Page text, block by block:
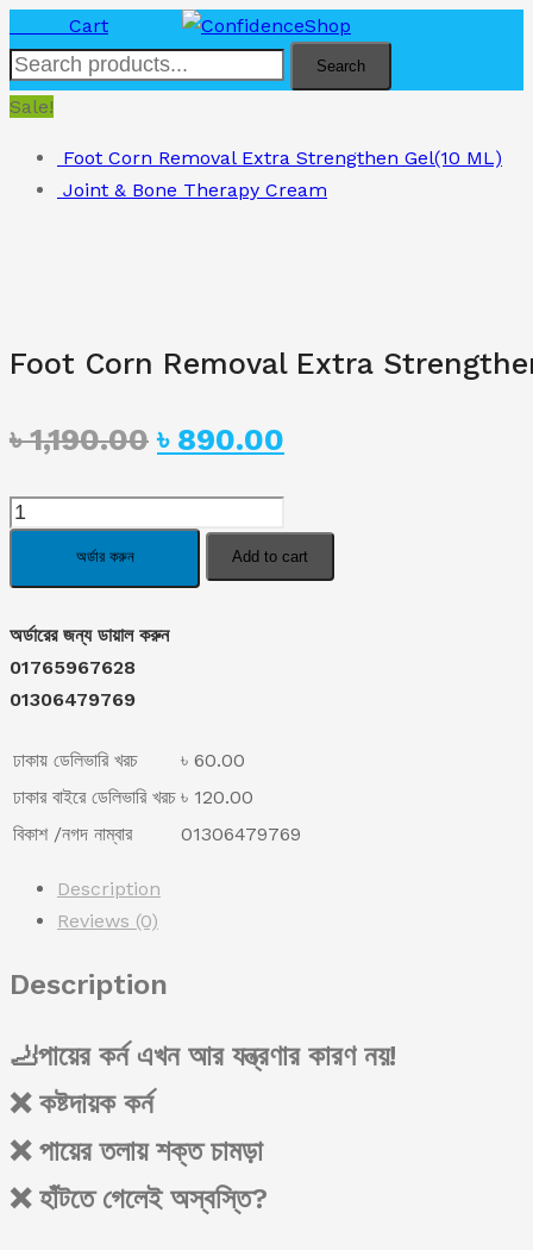
Cart
Search
Sale!
Foot Corn Removal Extra Strengthen Gel(10 ML)
Joint & Bone Therapy Cream
Foot Corn Removal Extra
৳1,190.00 Original
price
was:
৳ 1,190.00.
৳ 890.00
price
is:
Foot
Strengthen
Gel(10
ML)
অর্ডার করুন Add to cart
অর্ডারের জন্য ডায়াল করুন
01765967628
01306479769
ঢাকায় ডেলিভারি খরচ
৳ 60.00
ঢাকার বাইরে ডেলিভারি খরচ ৳ 120.00
বিকাশ /নগদ নাম্বার
01306479769
Description
Reviews (0)
Description
🦶পায়ের কর্ন এখন আর যন্ত্রণার কারণ নয়!
❌ কষ্টদায়ক কর্ন
❌ পায়ের তলায় শক্ত চামড়া
❌ হাঁটতে গেলেই অস্বস্তি?